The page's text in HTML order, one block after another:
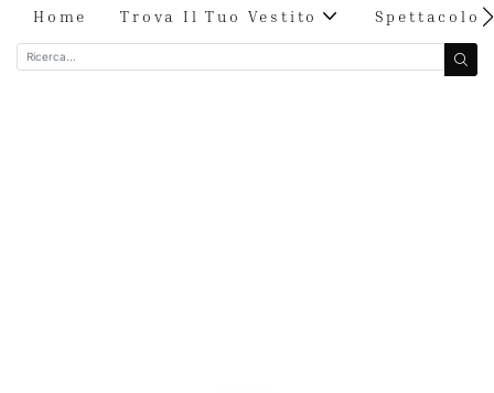
Home Trova Il Tuo Vestito Spettacolo